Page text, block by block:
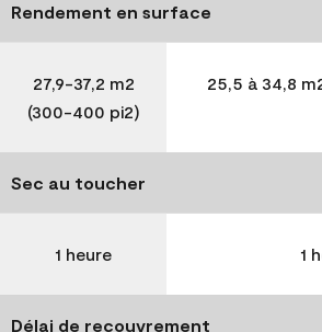
Rendement en surface
27,9-37,2 m2
(300-400 pi2)
25,5 à 34,8
Sec au toucher
1 heure 1
Délai de recouvrement